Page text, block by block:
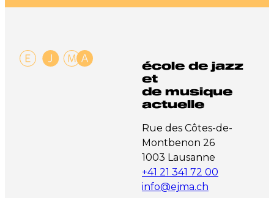
école de jazz
et
de musique
actuelle
Rue des Côtes-de-
Montbenon 26
1003 Lausanne
+41 21 341 72 00
info@ejma.ch